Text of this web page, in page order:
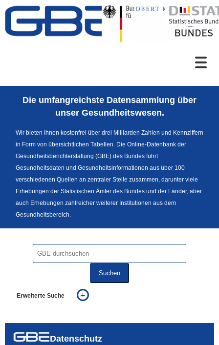
Zum Inhalt
Sprachumschaltung
Die umfangreichste Datensammlung über
unser Gesundheitswesen.
Wir bieten Ihnen kostenfrei über drei Milliarden Zahlen und Kennziffern
in Form von übersichtlichen Tabellen. Die Online-Datenbank der
Gesundheitsberichterstattung (GBE) des Bundes führt
Gesundheitsdaten und Gesundheitsinformationen aus über 100
verschiedenen Quellen an zentraler Stelle zusammen, darunter viele
Erhebungen der Statistischen Ämter des Bundes und der Länder, aber
auch Erhebungen zahlreicher weiterer Institutionen aus dem
Gesundheitsbereich.
Suchen
Erweiterte Suche
auch in allen Texten suchen (Volltextsuche)
Datenschutz